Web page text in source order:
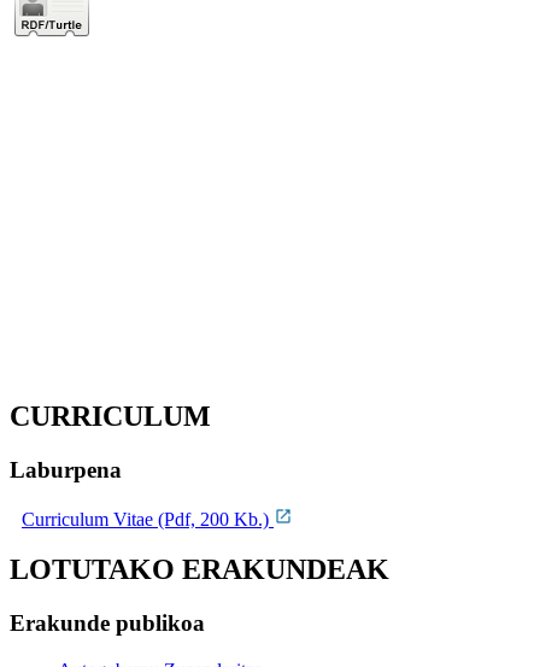
CURRICULUM
Laburpena
Curriculum Vitae (Pdf, 200 Kb.)
LOTUTAKO ERAKUNDEAK
Erakunde publikoa